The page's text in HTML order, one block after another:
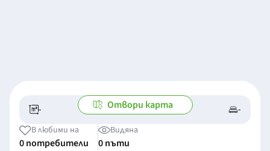
- -/- -
Отвори карта
В любими на
0 потребители
Видяна
0 пъти